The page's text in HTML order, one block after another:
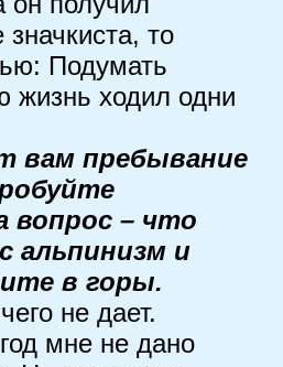
то
Подумать
жизнь ходил одни
вам пребывание
– что
альпинизм и
в горы.
не дает.
мне не дано